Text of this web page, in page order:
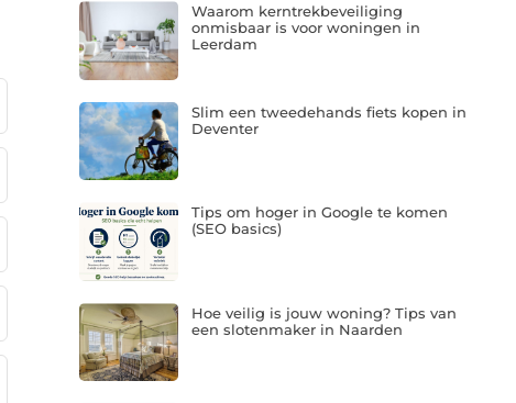
Waarom kerntrekbeveiliging
onmisbaar is voor woningen in
Leerdam
Slim een tweedehands fiets kopen in
Deventer
Tips om hoger in Google te komen
(SEO basics)
Hoe veilig is jouw woning? Tips van
een slotenmaker in Naarden